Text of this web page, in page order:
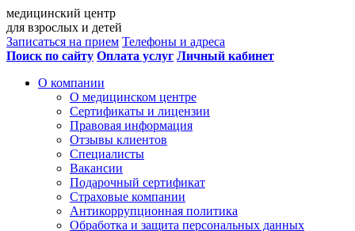
медицинский центр
для взрослых и детей
Записаться на прием Телефоны и адреса
Поиск по сайту Оплата услуг Личный кабинет
О компании
О медицинском центре
Сертификаты и лицензии
Правовая информация
Отзывы клиентов
Специалисты
Вакансии
Подарочный сертификат
Страховые компании
Антикоррупционная политика
Обработка и защита персональных данных